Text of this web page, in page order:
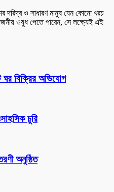
ও সাধারণ মানুষ যেন কোনো খরচ
ওষুধ পেতে পারেন, সে লক্ষ্যেই এই
ঘর বিক্রির অভিযোগ
চুরি
অনুষ্ঠিত